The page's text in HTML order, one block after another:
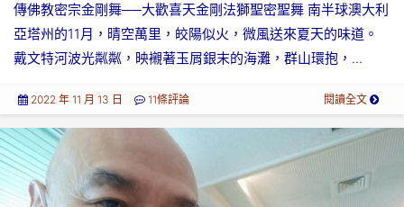
傳佛教密宗金剛舞──大歡喜天金剛法獅聖密聖舞 南半球澳大利
亞塔州的11月，晴空萬里，皎陽似火，微風送來夏天的味道。
戴文特河波光粼粼，映襯著玉屑銀末的海灘，群山環抱，...
2022 年 11 月 13 日 11條評論 閱讀全文